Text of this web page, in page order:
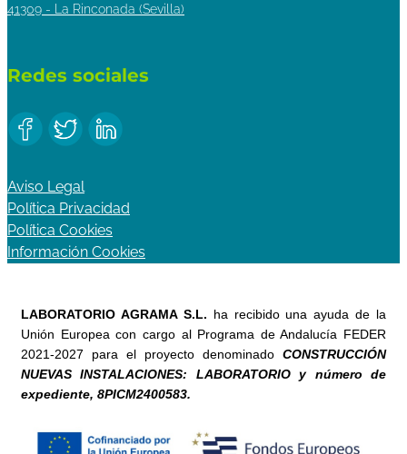
41309 - La Rinconada (Sevilla)
Redes sociales
Aviso Legal
Política Privacidad
Política Cookies
Información Cookies
LABORATORIO AGRAMA S.L. ha recibido una ayuda de la
Unión Europea con cargo al Programa de Andalucía FEDER
2021-2027 para el proyecto denominado CONSTRUCCIÓN
NUEVAS INSTALACIONES: LABORATORIO y número de
expediente, 8PICM2400583.